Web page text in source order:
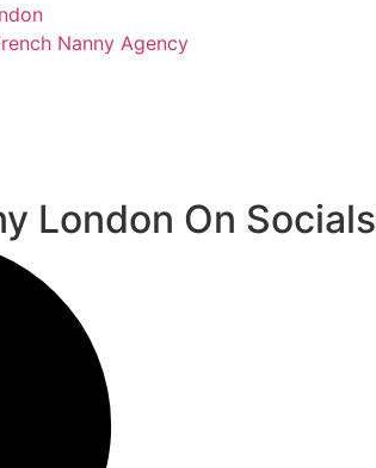
Nanny Agency
London On Socials